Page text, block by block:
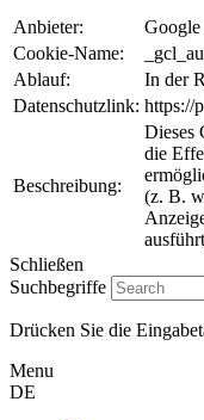
Anbieter:
Cookie-Name:
_gcl_au
Ablauf:
In der
Datenschutzlink: https://
Beschreibung:
Dieses
die
(z. B.
Schließen
Suchbegriffe
Drücken Sie die
Menu
DE